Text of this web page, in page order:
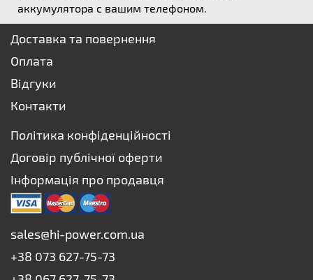
аккумулятора с вашим телефоном.
Доставка та повернення
Оплата
Відгуки
Контакти
Політика конфіденційності
Договір публічної оферти
Інформація про продавця
sales@hi-power.com.ua
+38 073 627-75-73